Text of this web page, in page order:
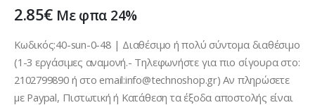
2.85€ Με φπα 24%
Κωδικός:40-sun-0-48 | Διαθέσιμο ή πολύ σύντομα διαθέσιμο
(1-3 εργάσιμες αναμονή.- Τηλεφωνήστε για πιο σίγουρα στο:
2102799890 ή στο email:info@technoshop.gr) Αν πληρώσετε
με Paypal, Πιστωτική ή Κατάθεση τα έξοδα αποστολής είναι